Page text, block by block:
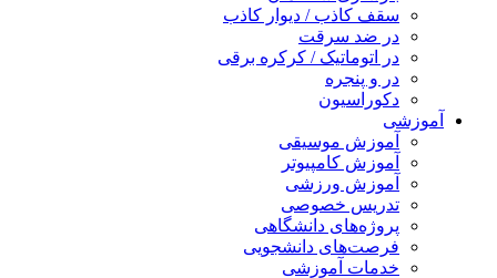
سقف کاذب / دیوار کاذب
در ضد سرقت
در اتوماتیک / کرکره برقی
در و پنجره
دکوراسیون
آموزشی
آموزش موسیقی
آموزش کامپیوتر
آموزش ورزشی
تدریس خصوصی
پروژه‌های دانشگاهی
فرصت‌های دانشجویی
خدمات آموزشی